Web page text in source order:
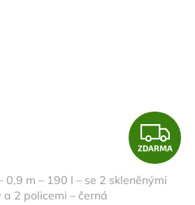
Z
D
ZDARMA
0,9 m – 190 l – se 2 skleněnými
a 2 policemi – černá